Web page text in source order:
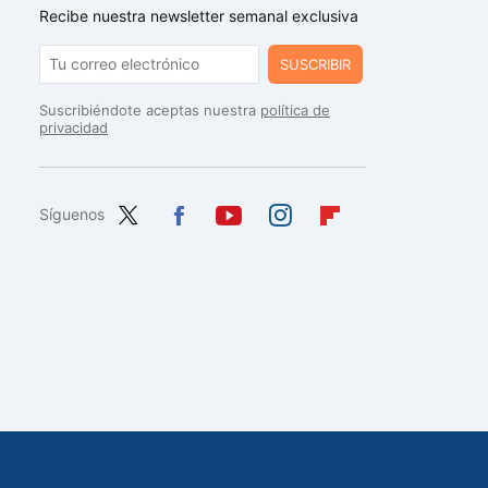
Recibe nuestra newsletter semanal exclusiva
SUSCRIBIR
Suscribiéndote aceptas nuestra política de
privacidad
Síguenos